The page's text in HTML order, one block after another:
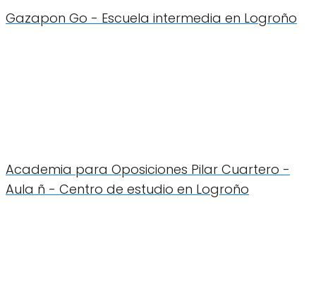
Gazapon Go - Escuela intermedia en Logroño
Academia para Oposiciones Pilar Cuartero -
Aula ñ - Centro de estudio en Logroño